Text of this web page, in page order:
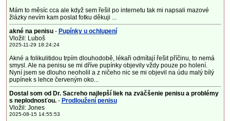
Mám to měsíc cca ale když sem řešil po internetu tak mi napsali mazové
žlázky nevím kam poslat fotku děkuji ...
akné na penisu- Pupínky u ochlupení
Vložil: Luboš
2025-11-29 18:24:24
Akné a folikulitidou trpím dlouhodobě, lékaři odmítají řešit příčinu, to nemá
smysl. Ale na penisu se mi dříve pupínky objevily vždy pouze po holení.
Nyní jsem se dlouho neoholil a z ničeho nic se mi objevil na údu malý bílý
pupínek s lehce červeným oko...
Dostal som od Dr. Sacreho najlepší liek na zväčšenie penisu a problémy
s neplodnosťou.- Prodloužení penisu
Vložil: Jones
2025-08-15 14:55:53